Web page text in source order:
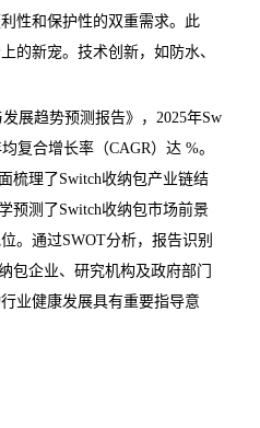
性和保护性的双重需求。此
的新宠。技术创新，如防水、
发展趋势预测报告》，2025年Sw
复合增长率（CAGR）达 %。
梳理了Switch收纳包产业链结
预测了Switch收纳包市场前景
。通过SWOT分析，报告识别
包企业、研究机构及政府部门
业健康发展具有重要指导意